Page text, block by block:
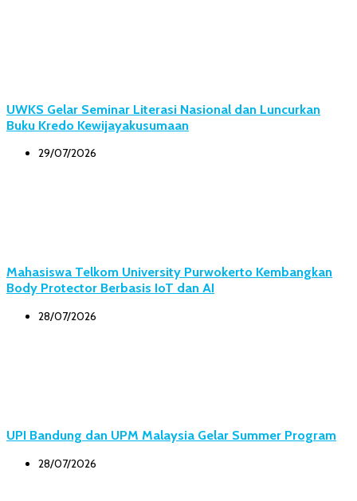
UWKS Gelar Seminar Literasi Nasional dan Luncurkan
Buku Kredo Kewijayakusumaan
29/07/2026
Mahasiswa Telkom University Purwokerto Kembangkan
Body Protector Berbasis IoT dan AI
28/07/2026
UPI Bandung dan UPM Malaysia Gelar Summer Program
28/07/2026